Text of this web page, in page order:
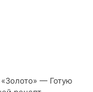
— Готую